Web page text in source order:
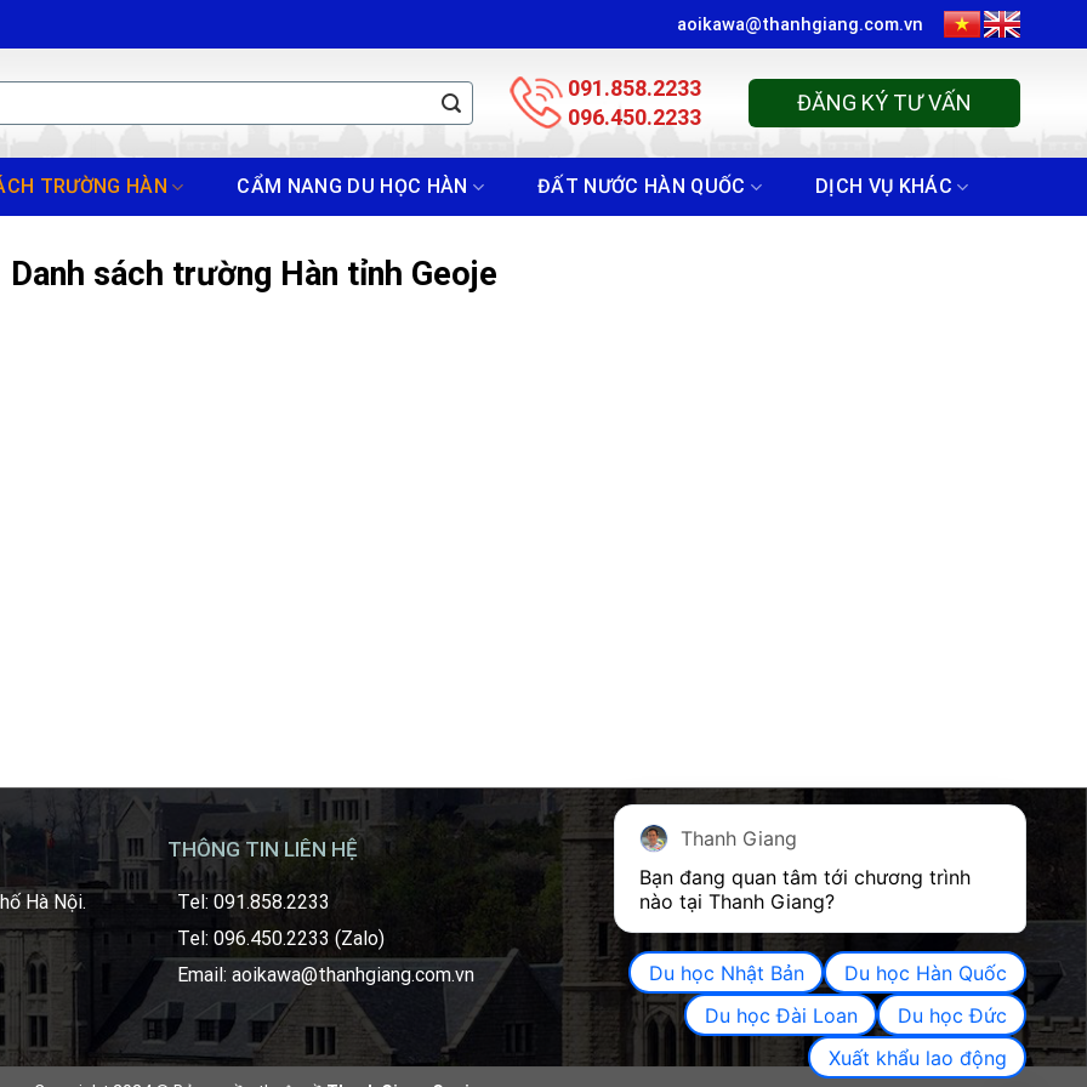
aoikawa@thanhgiang.com.vn
091.858.2233
096.450.2233
ĐĂNG KÝ TƯ VẤN
TRƯỜNG HÀN CẨM NANG DU HỌC HÀN ĐẤT NƯỚC HÀN QUỐC DỊCH VỤ KHÁC
Danh sách trường Hàn tỉnh Geoje
Hà Nội.
THÔNG TIN LIÊN HỆ
Tel: 091.858.2233
Tel: 096.450.2233 (Zalo)
Email: aoikawa@thanhgiang.com.vn
KẾT NỐI VỚI CHÚNG TÔI
Thanh Giang
Bạn đang quan tâm tới chương trình
nào tại Thanh Giang?
Du học Nhật Bản
Du học Hàn Quốc
Du học Đài Loan
Du học Đức
Xuất khẩu lao động